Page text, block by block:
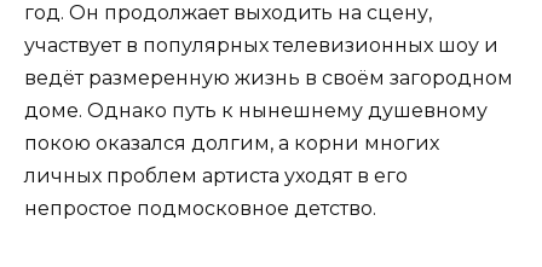
год. Он продолжает выходить на сцену,
участвует в популярных телевизионных шоу и
ведёт размеренную жизнь в своём загородном
доме. Однако путь к нынешнему душевному
покою оказался долгим, а корни многих
личных проблем артиста уходят в его
непростое подмосковное детство.